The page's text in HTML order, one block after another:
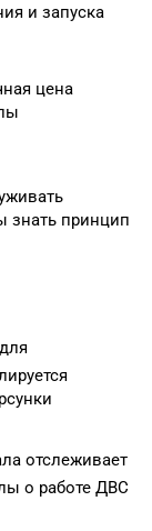
и запуска
цена
знать принцип
отслеживает
о работе ДВС